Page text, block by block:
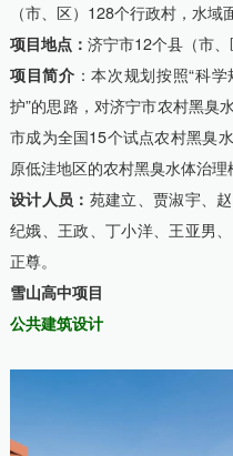
（市、区）128个行政村，水域
项目地点： 济宁市12个县（市、
项目简介 ：本次规划按照“科
护”的思路，对济宁市农村黑臭
市成为全国15个试点农村黑臭
原低洼地区的农村黑臭水体治理
设计人员： 苑建立、贾淑宇、
纪娥、王政、丁小洋、王亚男
正尊。
雪山高中项目
公共建筑设计